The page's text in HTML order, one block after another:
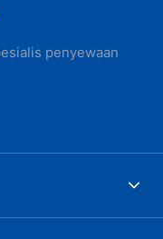
penyewaan